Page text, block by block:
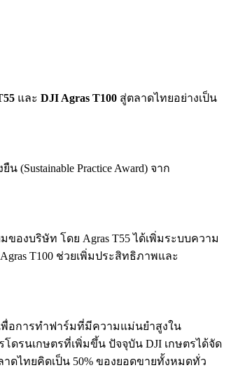
และ DJI Agras T100 สู่ตลาดไทยอย่างเป็น
Practice Award) จาก
งบริษัท โดย Agras T55 ได้เพิ่มระบบความ
T100 ช่วยเพิ่มประสิทธิภาพและ
พื่อการทำฟาร์มที่มีความแม่นยำสูงใน
ดรนเกษตรที่เพิ่มขึ้น ปัจจุบัน DJI เกษตรได้จัด
ดไทยคิดเป็น 50% ของยอดขายทั้งหมดทั่ว